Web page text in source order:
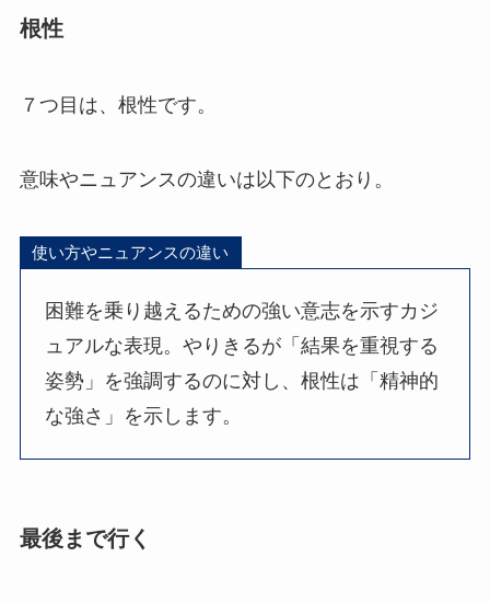
根性
７つ目は、根性です。
意味やニュアンスの違いは以下のとおり。
使い方やニュアンスの違い
困難を乗り越えるための強い意志を示すカジ
ュアルな表現。やりきるが「結果を重視する
姿勢」を強調するのに対し、根性は「精神的
な強さ」を示します。
最後まで行く